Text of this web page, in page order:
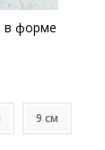
в форме
9 см